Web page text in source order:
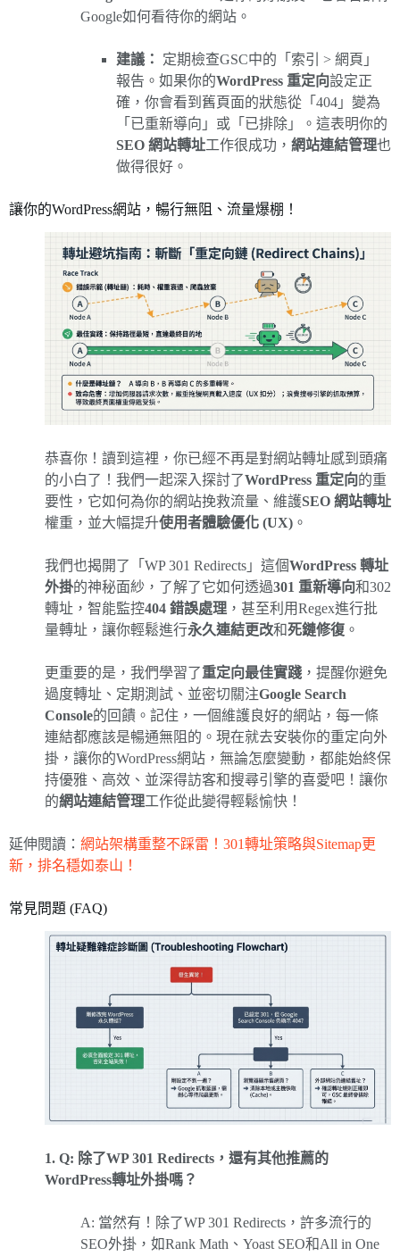
Google如何看待你的網站。
建議：
定期檢查GSC中的「索引 > 網頁」
報告。如果你的WordPress 重定向設定正
確，你會看到舊頁面的狀態從「404」變為
「已重新導向」或「已排除」。這表明你的
SEO 網站轉址工作很成功， 網站連結管理也
做得很好。
讓你的WordPress網站，暢行無阻、流量爆棚！
恭喜你！讀到這裡，你已經不再是對網站轉址感到頭痛
的小白了！我們一起深入探討了WordPress 重定向的重
要性，它如何為你的網站挽救流量、維護SEO 網站轉址
權重，並大幅提升使用者體驗優化 (UX) 。
我們也揭開了「WP 301 Redirects」這個WordPress 轉址
外掛的神秘面紗，了解了它如何透過301 重新導向和302
轉址，智能監控404 錯誤處理 ，甚至利用Regex進行批
量轉址，讓你輕鬆進行永久連結更改和死鏈修復 。
更重要的是，我們學習了重定向最佳實踐 ，提醒你避免
過度轉址、定期測試、並密切關注Google Search
Console的回饋。記住，一個維護良好的網站，每一條
連結都應該是暢通無阻的。現在就去安裝你的重定向外
掛，讓你的WordPress網站，無論怎麼變動，都能始終保
持優雅、高效、並深得訪客和搜尋引擎的喜愛吧！讓你
的網站連結管理工作從此變得輕鬆愉快！
延伸閱讀： 網站架構重整不踩雷！301轉址策略與Sitemap更
新，排名穩如泰山！
常見問題 (FAQ)
1. Q: 除了WP 301 Redirects，還有其他推薦的
WordPress轉址外掛嗎？
A: 當然有！除了WP 301 Redirects，許多流行的
SEO外掛，如Rank Math、Yoast SEO和All in One